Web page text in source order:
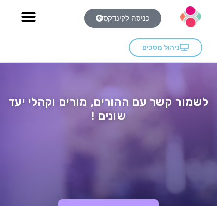
כניסה לקינדקס
ניהול מסכים
לשמור קשר עם ההורים, מורים וקהלי יעד
שונים !